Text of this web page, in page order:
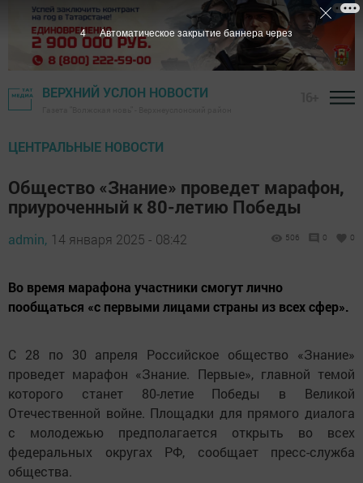
ВЕРХНИЙ УСЛОН НОВОСТИ
ЦЕНТРАЛЬНЫЕ НОВОСТИ
Общество «Знание» проведет марафон,
приуроченный к 80-летию Победы
admin, 14 января 2025 - 08:42 506 0 0
Во время марафона участники смогут лично
пообщаться «с первыми лицами страны из всех сфер».
С 28 по 30 апреля Российское общество «Знание»
проведет марафон «Знание. Первые», главной темой
которого станет 80-летие Победы в Великой
Отечественной войне. Площадки для прямого диалога
с молодежью предполагается открыть во всех
федеральных округах РФ, сообщает пресс-служба
общества.
3 Автоматическое закрытие баннера через